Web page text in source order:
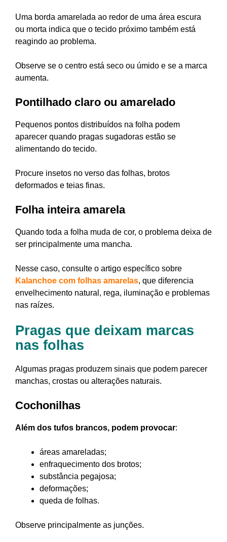
Uma borda amarelada ao redor de uma área escura
ou morta indica que o tecido próximo também está
reagindo ao problema.
Observe se o centro está seco ou úmido e se a marca
aumenta.
Pontilhado claro ou amarelado
Pequenos pontos distribuídos na folha podem
aparecer quando pragas sugadoras estão se
alimentando do tecido.
Procure insetos no verso das folhas, brotos
deformados e teias finas.
Folha inteira amarela
Quando toda a folha muda de cor, o problema deixa de
ser principalmente uma mancha.
Nesse caso, consulte o artigo específico sobre
Kalanchoe com folhas amarelas, que diferencia
envelhecimento natural, rega, iluminação e problemas
nas raízes.
Pragas que deixam marcas
nas folhas
Algumas pragas produzem sinais que podem parecer
manchas, crostas ou alterações naturais.
Cochonilhas
Além dos tufos brancos, podem provocar:
áreas amareladas;
enfraquecimento dos brotos;
substância pegajosa;
deformações;
queda de folhas.
Observe principalmente as junções.